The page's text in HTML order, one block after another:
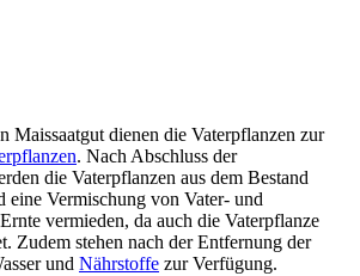
Maissaatgut dienen die Vaterpflanzen zur
. Nach Abschluss der
die Vaterpflanzen aus dem Bestand
eine Vermischung von Vater- und
vermieden, da auch die Vaterpflanze
Zudem stehen nach der Entfernung der
und Nährstoffe zur Verfügung.